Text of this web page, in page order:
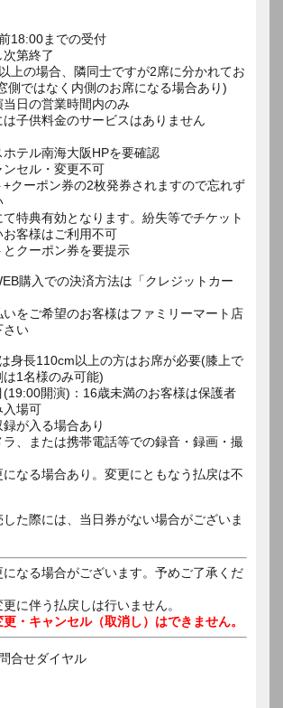
18:00までの受付
第終了
上の場合、隣同士ですが2席に分かれてお
側ではなく内側のお席になる場合あり)
日の営業時間内のみ
子供料金のサービスはありません
テル南海大阪HPを要確認
セル・変更不可
クーポン券の2枚発券されますので忘れず
特典有効となります。紛失等でチケット
客様はご利用不可
クーポン券を要提示
購入での決済方法は「クレジットカー
をご希望のお客様はファミリーマート店
さい
身長110cm以上の方はお席が必要(膝上で
1名様のみ可能)
開演)：16歳未満のお客様は保護者
入場可
が入る場合あり
、または携帯電話等での録音・録画・撮
なる場合あり。変更にともなう払戻は不
た際には、当日券がない場合がございま
になる場合がございます。予めご了承くだ
更に伴う払戻しは行いません。
更・キャンセル（取消し）はできません。
合せダイヤル